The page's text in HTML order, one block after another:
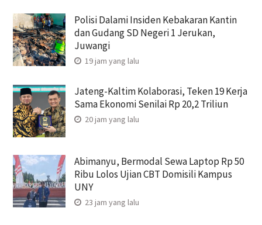
Polisi Dalami Insiden Kebakaran Kantin
dan Gudang SD Negeri 1 Jerukan,
Juwangi
19 jam yang lalu
Jateng-Kaltim Kolaborasi, Teken 19 Kerja
Sama Ekonomi Senilai Rp 20,2 Triliun
20 jam yang lalu
Abimanyu, Bermodal Sewa Laptop Rp 50
Ribu Lolos Ujian CBT Domisili Kampus
UNY
23 jam yang lalu